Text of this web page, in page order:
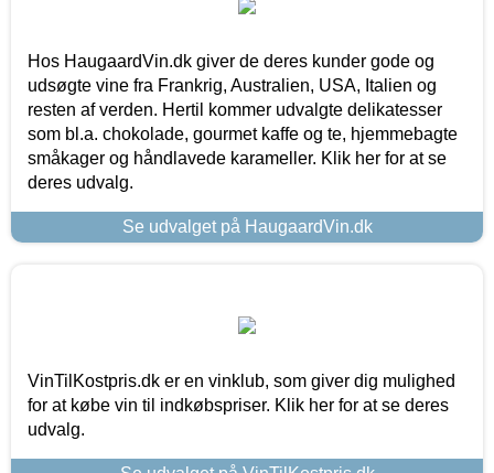
Hos HaugaardVin.dk giver de deres kunder gode og
udsøgte vine fra Frankrig, Australien, USA, Italien og
resten af verden. Hertil kommer udvalgte delikatesser
som bl.a. chokolade, gourmet kaffe og te, hjemmebagte
småkager og håndlavede karameller. Klik her for at se
deres udvalg.
Se udvalget på HaugaardVin.dk
VinTilKostpris.dk er en vinklub, som giver dig mulighed
for at købe vin til indkøbspriser. Klik her for at se deres
udvalg.